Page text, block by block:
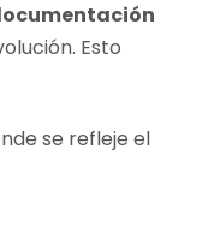
Esto
se refleje el